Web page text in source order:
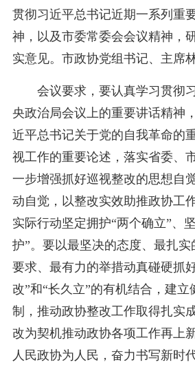
贯彻习近平总书记近期一系列重
神，以及市委常委会会议精神，
实意见。市政协党组书记、主席
会议要求，要认真学习贯彻
央政治局会议上的重要讲话精神
近平总书记关于党的自我革命的
视工作的重要论述，落实省委、
一步增强抓好巡视整改的思想自
动自觉，以整改实效助推政协工
实际行动坚定拥护“两个确立”、
护”。要以最坚决的态度、最扎
要求、最有力的举措动真碰硬抓
改”和“长久立”的有机结合，建立
制，推动政协整改工作取得扎实
改为契机推动政协各项工作再上
人民政协为人民，奋力书写新时